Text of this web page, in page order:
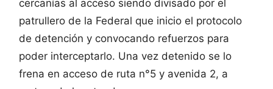
cercanías al acceso siendo divisado por el
patrullero de la Federal que inicio el protocolo
de detención y convocando refuerzos para
poder interceptarlo. Una vez detenido se lo
frena en acceso de ruta n°5 y avenida 2, a